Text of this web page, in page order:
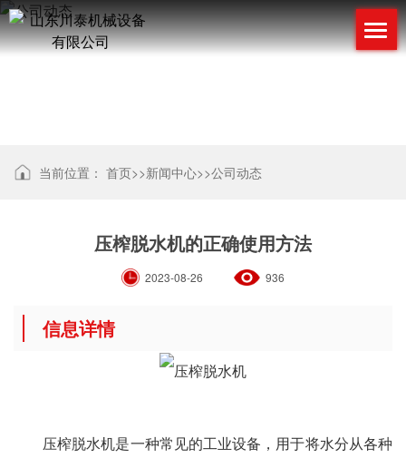
当前位置： 首页>>新闻中心>>公司动态
压榨脱水机的正确使用方法
2023-08-26 936
信息详情
压榨脱水机是一种常见的工业设备，用于将水分从各种